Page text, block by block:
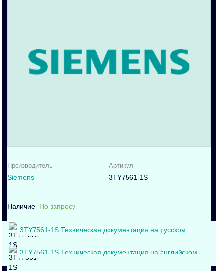
Производитель
Siemens
Артикул
3TY7561-1S
По запросу
3TY7561-1S Техническая документация на русском
3TY7561-1S Техническая документация на английском